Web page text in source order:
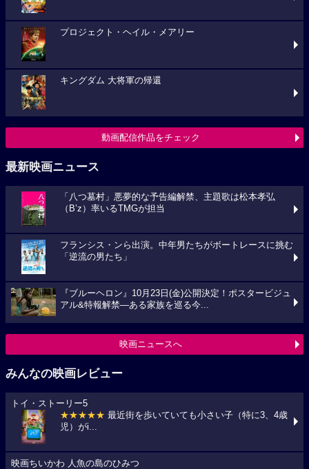
プロジェクト・ヘイル・メアリー
キングダム 大将軍の帰還
動画配信作品をチェック
最新映画ニュース
「八つ墓村」悪夢的な予告編解禁、主題歌は松本孝弘
（B’z）率いるTMGが担当
フランシス・ンら出演。中年男たちがボートレースに挑む
「逆流の男たち」
『ブルーヘロン』10月23日(金)公開決定！ポスタービジュ
アル&特報解禁―ある家族を巡る今...
映画ニュースへ
みんなの映画レビュー
トイ・ストーリー5
★★★★★ 最近街を歩いていても小さい子（特に3、4歳
児）がi...
映画ちいかわ 人魚の島のひみつ